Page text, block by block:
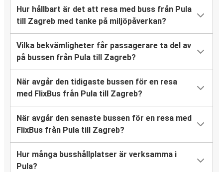
Hur hållbart är det att resa med buss från Pula
till Zagreb med tanke på miljöpåverkan?
Vilka bekvämligheter får passagerare ta del av
på bussen från Pula till Zagreb?
När avgår den tidigaste bussen för en resa
med FlixBus från Pula till Zagreb?
När avgår den senaste bussen för en resa med
FlixBus från Pula till Zagreb?
Hur många busshållplatser är verksamma i
Pula?